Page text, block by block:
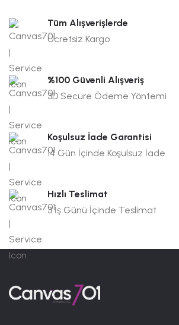
Tüm Alışverişlerde
Ücretsiz Kargo
%100 Güvenli Alışveriş
3D Secure Ödeme Yöntemi
Koşulsuz İade Garantisi
14 Gün İçinde Koşulsuz İade
Hızlı Teslimat
3 İş Günü İçinde Teslimat